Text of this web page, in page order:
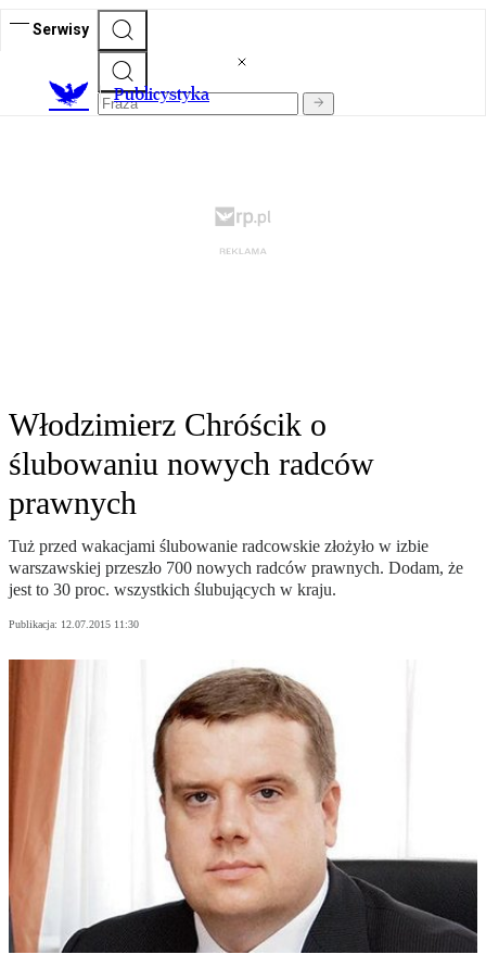
Serwisy
Publicystyka
Włodzimierz Chróścik o
ślubowaniu nowych radców
prawnych
Tuż przed wakacjami ślubowanie radcowskie złożyło w izbie
warszawskiej przeszło 700 nowych radców prawnych. Dodam, że
jest to 30 proc. wszystkich ślubujących w kraju.
Publikacja: 12.07.2015 11:30